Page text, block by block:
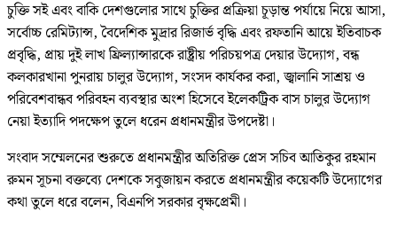
চুক্তি সই এবং বাকি দেশগুলোর সাথে চুক্তির প্রক্রিয়া চূড়ান্ত পর্যায়ে নিয়ে আসা,
সর্বোচ্চ রেমিট্যান্স, বৈদেশিক মুদ্রার রিজার্ভ বৃদ্ধি এবং রফতানি আয়ে ইতিবাচক
প্রবৃদ্ধি, প্রায় দুই লাখ ফ্রিল্যান্সারকে রাষ্ট্রীয় পরিচয়পত্র দেয়ার উদ্যোগ, বন্ধ
কলকারখানা পুনরায় চালুর উদ্যোগ, সংসদ কার্যকর করা, জ্বালানি সাশ্রয় ও
পরিবেশবান্ধব পরিবহন ব্যবস্থার অংশ হিসেবে ইলেকট্রিক বাস চালুর উদ্যোগ
নেয়া ইত্যাদি পদক্ষেপ তুলে ধরেন প্রধানমন্ত্রীর উপদেষ্টা।
সংবাদ সম্মেলনের শুরুতে প্রধানমন্ত্রীর অতিরিক্ত প্রেস সচিব আতিকুর রহমান
রুমন সূচনা বক্তব্যে দেশকে সবুজায়ন করতে প্রধানমন্ত্রীর কয়েকটি উদ্যোগের
কথা তুলে ধরে বলেন, বিএনপি সরকার বৃক্ষপ্রেমী।